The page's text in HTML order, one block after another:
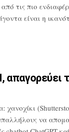
από τις πιο
είναι η
απαγορεύει
χανοχίκι
να